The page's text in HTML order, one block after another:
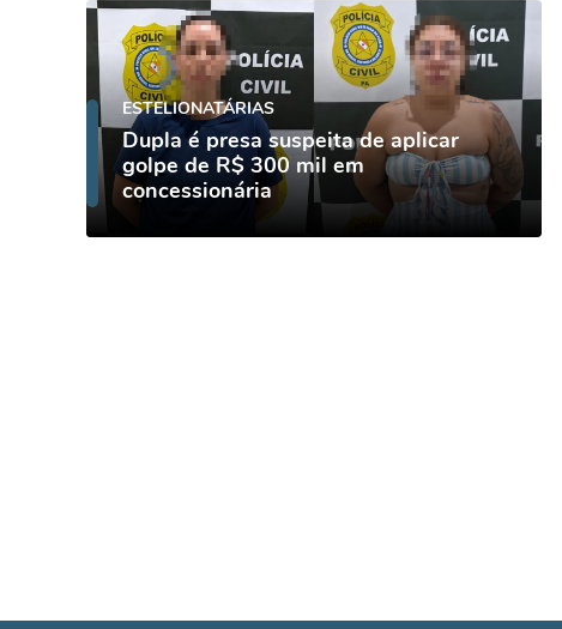
ESTELIONATÁRIAS
Dupla é presa suspeita de aplicar
golpe de R$ 300 mil em
concessionária